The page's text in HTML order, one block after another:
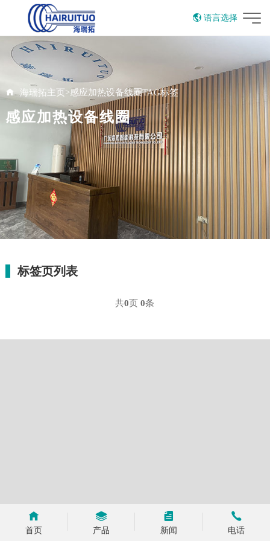
语言选择
海瑞拓主页>感应加热设备线圈TAG标签
感应加热设备线圈
标签页列表
共0页0条
首页 产品 新闻 电话